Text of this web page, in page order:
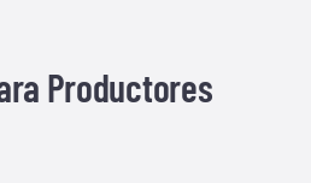
Productores